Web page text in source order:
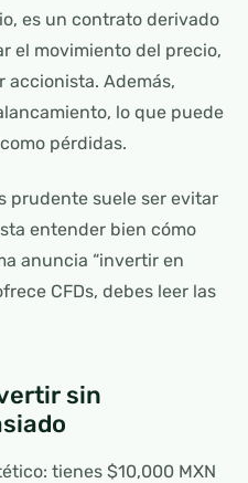
es un contrato derivado
el movimiento del precio,
accionista. Además,
lo que puede
pérdidas.
prudente suele ser evitar
entender bien cómo
anuncia “invertir en
CFDs, debes leer las
sin
tienes $10,000 MXN